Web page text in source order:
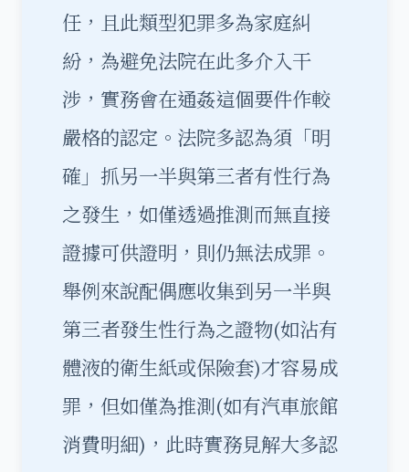
任，且此類型犯罪多為家庭糾
紛，為避免法院在此多介入干
涉，實務會在通姦這個要件作較
嚴格的認定。法院多認為須「明
確」抓另一半與第三者有性行為
之發生，如僅透過推測而無直接
證據可供證明，則仍無法成罪。
舉例來說配偶應收集到另一半與
第三者發生性行為之證物(如沾有
體液的衛生紙或保險套)才容易成
罪，但如僅為推測(如有汽車旅館
消費明細)，此時實務見解大多認